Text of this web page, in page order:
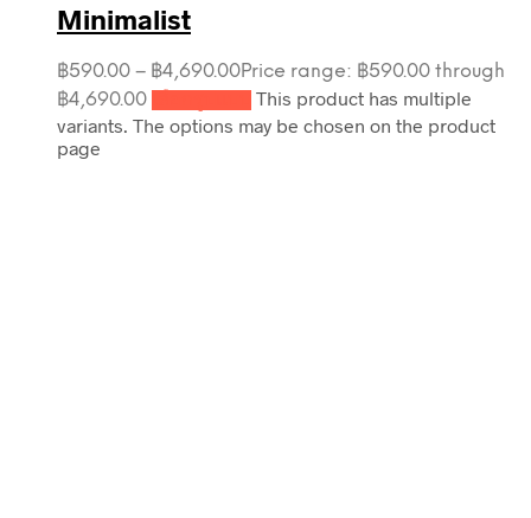
Minimalist
฿590.00 – ฿4,690.00Price range: ฿590.00 through
฿4,690.00
This product has multiple
variants. The options may be chosen on the product
page